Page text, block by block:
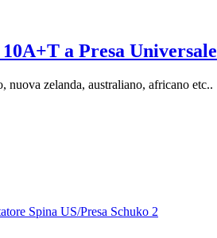
a Presa Universale
nuova zelanda, australiano, africano etc..